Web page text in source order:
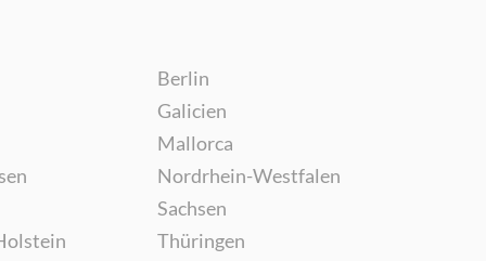
Berlin
Galicien
Mallorca
Nordrhein-Westfalen
Sachsen
Thüringen